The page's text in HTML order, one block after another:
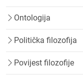
Ontologija
Politička filozofija
Povijest filozofije